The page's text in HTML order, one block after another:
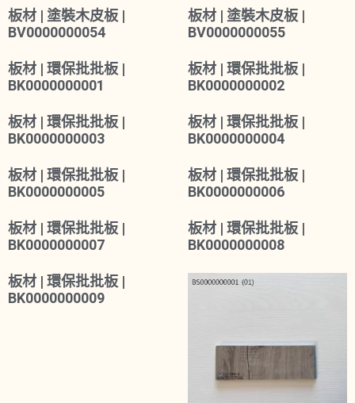
板材 | 塗裝木皮板 |
BV0000000054
板材 | 塗裝木皮板 |
BV0000000055
板材 | 環保批批板 |
BK0000000001
板材 | 環保批批板 |
BK0000000002
板材 | 環保批批板 |
BK0000000003
板材 | 環保批批板 |
BK0000000004
板材 | 環保批批板 |
BK0000000005
板材 | 環保批批板 |
BK0000000006
板材 | 環保批批板 |
BK0000000007
板材 | 環保批批板 |
BK0000000008
板材 | 環保批批板 |
BK0000000009